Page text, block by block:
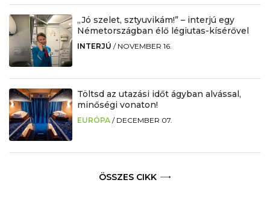
„Jó szelet, sztyuvikám!” – interjú egy
Németországban élő légiutas-kísérővel
INTERJÚ / NOVEMBER 16.
Töltsd az utazási időt ágyban alvással,
minőségi vonaton!
EURÓPA / DECEMBER 07.
ÖSSZES CIKK